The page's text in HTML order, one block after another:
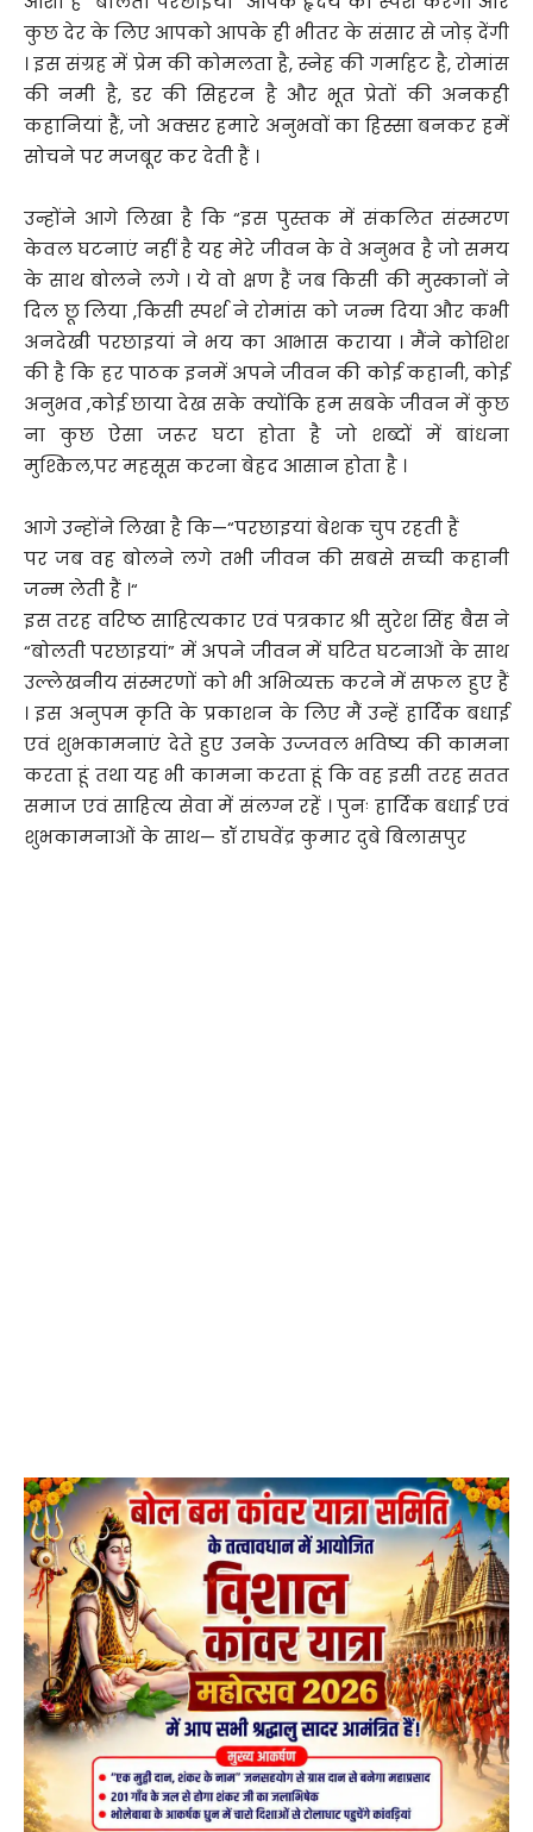
कुछ देर के लिए आपको आपके ही भीतर के संसार से जोड़ देंगी
। इस संग्रह में प्रेम की कोमलता है, स्नेह की गर्माहट है, रोमांस
की नमी है, डर की सिहरन है और भूत प्रेतों की अनकही
कहानियां हैं, जो अक्सर हमारे अनुभवों का हिस्सा बनकर हमें
सोचने पर मजबूर कर देती हैं ।
उन्होंने आगे लिखा है कि “इस पुस्तक में संकलित संस्मरण
केवल घटनाएं नहीं है यह मेरे जीवन के वे अनुभव है जो समय
के साथ बोलने लगे । ये वो क्षण हैं जब किसी की मुस्कानों ने
दिल छू लिया ,किसी स्पर्श ने रोमांस को जन्म दिया और कभी
अनदेखी परछाइयां ने भय का आभास कराया । मैंने कोशिश
की है कि हर पाठक इनमें अपने जीवन की कोई कहानी, कोई
अनुभव ,कोई छाया देख सके क्योंकि हम सबके जीवन में कुछ
ना कुछ ऐसा जरूर घटा होता है जो शब्दों में बांधना
मुश्किल,पर महसूस करना बेहद आसान होता है ।
आगे उन्होंने लिखा है कि—“परछाइयां बेशक चुप रहती हैं
पर जब वह बोलने लगे तभी जीवन की सबसे सच्ची कहानी
जन्म लेती हैं ।“
इस तरह वरिष्ठ साहित्यकार एवं पत्रकार श्री सुरेश सिंह बैस ने
“बोलती परछाइयां” में अपने जीवन में घटित घटनाओं के साथ
उल्लेखनीय संस्मरणों को भी अभिव्यक्त करने में सफल हुए हैं
। इस अनुपम कृति के प्रकाशन के लिए मैं उन्हें हार्दिक बधाई
एवं शुभकामनाएं देते हुए उनके उज्जवल भविष्य की कामना
करता हूं तथा यह भी कामना करता हूं कि वह इसी तरह सतत
समाज एवं साहित्य सेवा में संलग्न रहें । पुनः हार्दिक बधाई एवं
शुभकामनाओं के साथ— डॉ राघवेंद्र कुमार दुबे बिलासपुर